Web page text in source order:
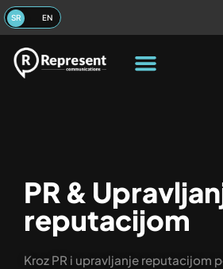
PR &
reputacijom
Kroz PR i upravljanje reputacijom